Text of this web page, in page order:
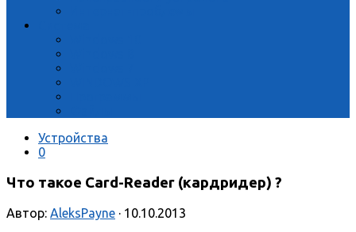
Устройства
0
Что такое Card-Reader (кардридер) ?
Автор: AleksPayne · 10.10.2013